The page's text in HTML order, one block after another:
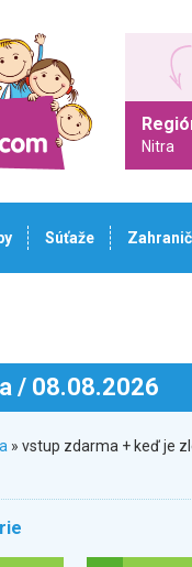
Nitra
Súťaže
/ 08.08.2026
» vstup zdarma + keď je